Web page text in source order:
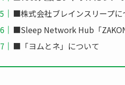
■株式会社ブレインスリープに
■Sleep Network Hub「
■「ヨムとネ」について